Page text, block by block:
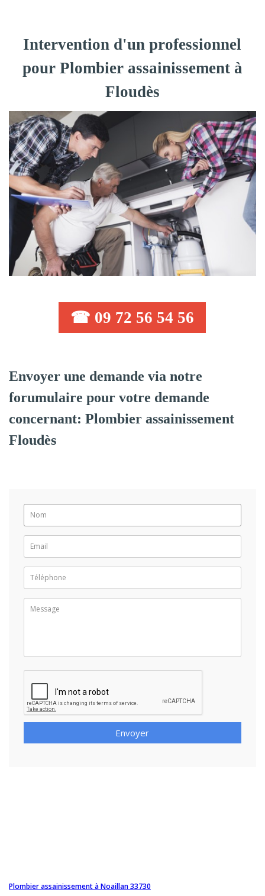
Intervention d'un professionnel
pour Plombier assainissement à
Floudès
☎ 09 72 56 54 56
Envoyer une demande via notre
forumulaire pour votre demande
concernant: Plombier assainissement
Floudès
Envoyer
Plombier assainissement à Noaillan 33730